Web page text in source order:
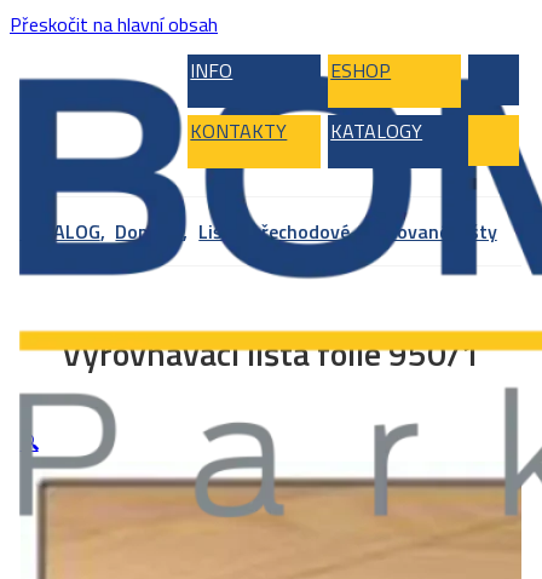
Přeskočit na hlavní obsah
INFO
ESHOP
KONTAKTY KATALOGY
KATALOG, Doplňky, Lišty přechodové, Foliované lišty
Vyrovnávací lišta folie 950/1
🔍